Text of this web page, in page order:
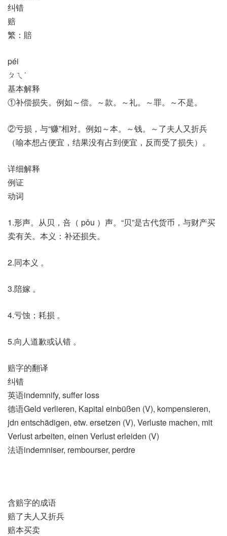
纠错
赔
繁：賠
péi
ㄆㄟˊ
基本解释
①补偿损失。例如～偿。～款。～礼。～罪。～不是。
②亏损，与“赚”相对。例如～本。～钱。～了夫人又折兵
（喻本想占便宜，结果没有占到便宜，反而受了损失）。
详细解释
例证
动词
1.形声。从贝，咅（ pǒu ）声。“贝”是古代货币，与财产买
卖有关。本义：补还损失。
2.同本义 。
3.陪嫁 。
4.亏蚀；耗损 。
5.向人道歉或认错 。
赔字的翻译
纠错
英语indemnify, suffer loss
德语Geld verlieren, Kapital einbüßen (V)​, kompensieren,
jdn entschädigen, etw. ersetzen (V)​, Verluste machen, mit
Verlust arbeiten, einen Verlust erleiden (V)
法语indemniser, rembourser, perdre
含赔字的成语
赔了夫人又折兵
赔本买卖